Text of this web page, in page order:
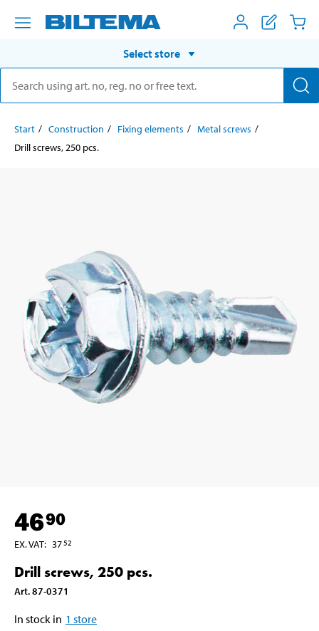
Select store
Start Construction Fixing elements
Metal screws
Drill screws, 250 pcs.
4690
EX. VAT: 3752
Drill screws, 250 pcs.
Art.87-0371
In stock in 1 store